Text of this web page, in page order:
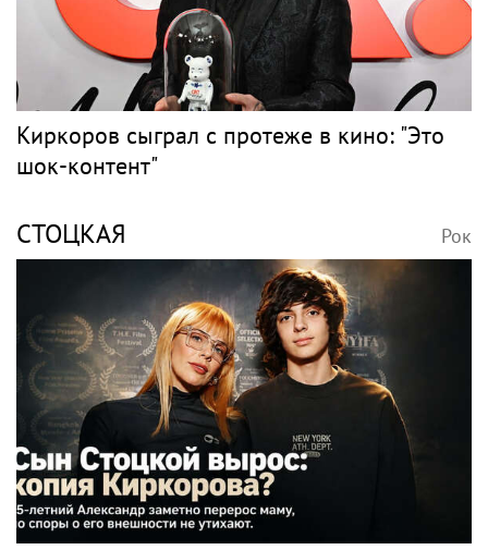
Киркоров сыграл с протеже в кино: "Это
шок-контент"
СТОЦКАЯ Рок